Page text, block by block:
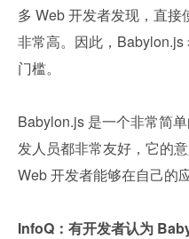
多 Web 开发者发现，直
非常高。因此，
门槛。
Babylon.js 是一个非常简
发人员都非常友好，它的
Web 开发者能够在自己的
InfoQ：有开发者认为